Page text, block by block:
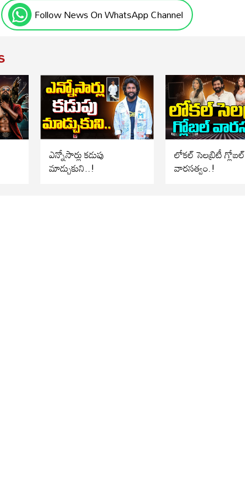
Follow News On WhatsApp Channel
ఎన్నోసార్లు కడుపు
మాడ్చుకుని..!
లోకల్ సెలబ్రిటీ గ్లోబల్
వారసత్వం.!